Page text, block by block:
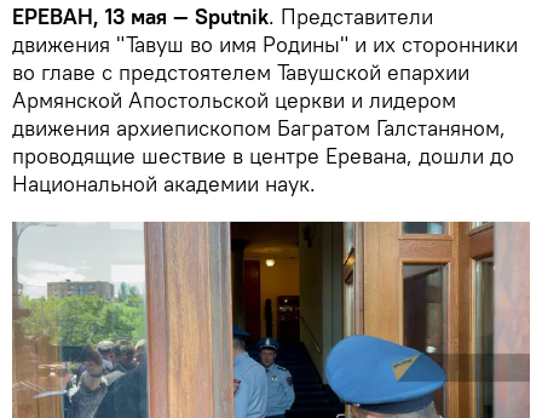
ЕРЕВАН, 13 мая — Sputnik. Представители
движения "Тавуш во имя Родины" и их сторонники
во главе с предстоятелем Тавушской епархии
Армянской Апостольской церкви и лидером
движения архиепископом Багратом Галстаняном,
проводящие шествие в центре Еревана, дошли до
Национальной академии наук.